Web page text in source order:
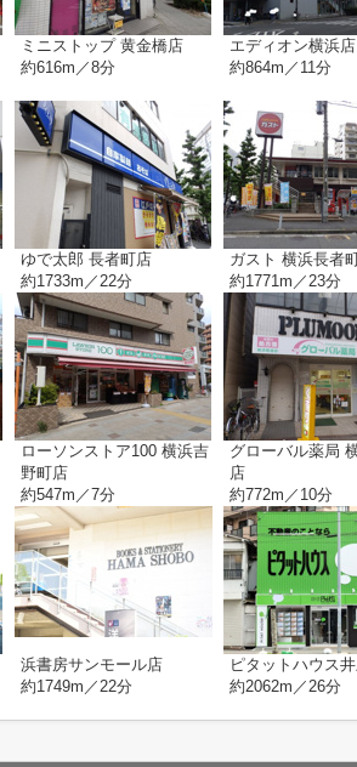
ミニストップ 黄金橋店
約616m／8分
エディオン横浜店
約864m／11分
ゆで太郎 長者町店
約1733m／22分
ガスト 横浜長者
約1771m／23分
ローソンストア100 横浜吉
野町店
約547m／7分
グローバル薬局
店
約772m／10分
浜書房サンモール店
約1749m／22分
ピタットハウス
約2062m／26分